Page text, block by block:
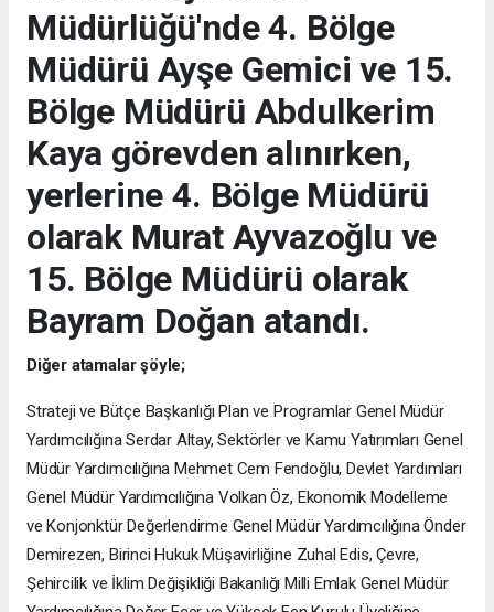
Müdürlüğü'nde 4. Bölge
Müdürü Ayşe Gemici ve 15.
Bölge Müdürü Abdulkerim
Kaya görevden alınırken,
yerlerine 4. Bölge Müdürü
olarak Murat Ayvazoğlu ve
15. Bölge Müdürü olarak
Bayram Doğan atandı.
Diğer atamalar şöyle;
Strateji ve Bütçe Başkanlığı Plan ve Programlar Genel Müdür
Yardımcılığına Serdar Altay, Sektörler ve Kamu Yatırımları Genel
Müdür Yardımcılığına Mehmet Cem Fendoğlu, Devlet Yardımları
Genel Müdür Yardımcılığına Volkan Öz, Ekonomik Modelleme
ve Konjonktür Değerlendirme Genel Müdür Yardımcılığına Önder
Demirezen, Birinci Hukuk Müşavirliğine Zuhal Edis, Çevre,
Şehircilik ve İklim Değişikliği Bakanlığı Milli Emlak Genel Müdür